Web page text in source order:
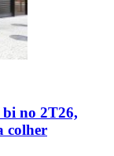
no 2T26,
colher